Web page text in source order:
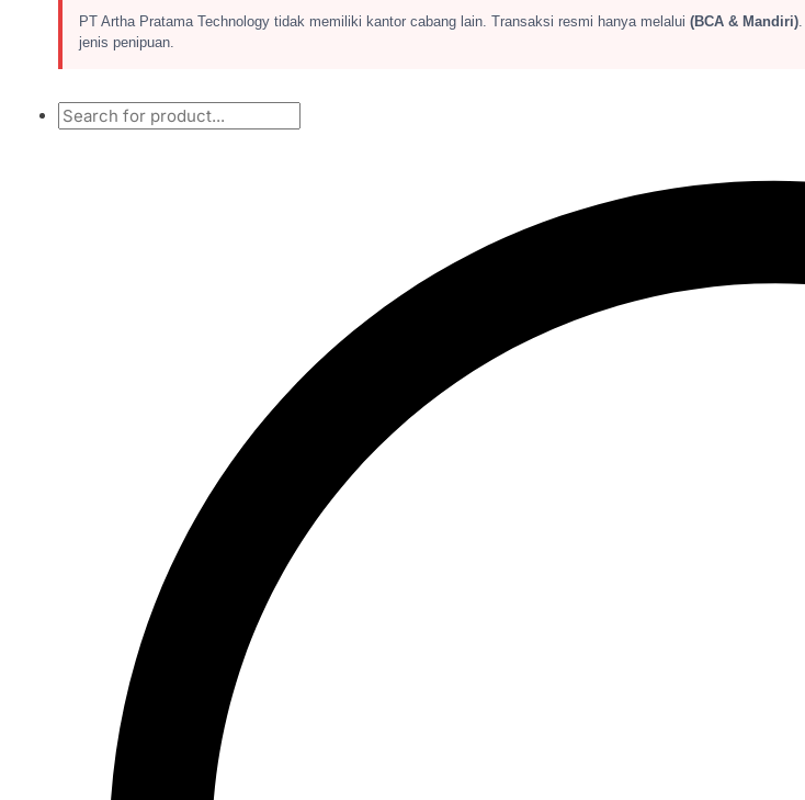
PT Artha Pratama Technology tidak memiliki kantor cabang lain. Transaksi resmi hanya melalui(BCA & Mandiri)
jenis penipuan.